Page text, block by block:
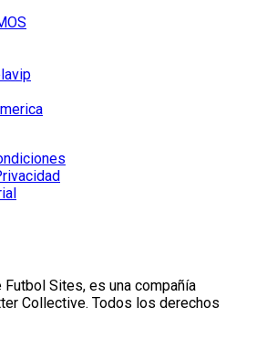
Futbol Sites, es una compañía
Collective. Todos los derechos